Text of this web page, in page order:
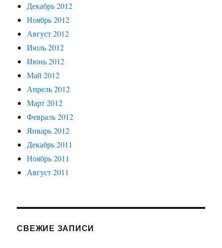
Декабрь 2012
Ноябрь 2012
Август 2012
Июль 2012
Июнь 2012
Май 2012
Апрель 2012
Март 2012
Февраль 2012
Январь 2012
Декабрь 2011
Ноябрь 2011
Август 2011
СВЕЖИЕ ЗАПИСИ